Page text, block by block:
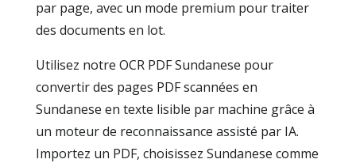
par page, avec un mode premium pour traiter
des documents en lot.
Utilisez notre OCR PDF Sundanese pour
convertir des pages PDF scannées en
Sundanese en texte lisible par machine grâce à
un moteur de reconnaissance assisté par IA.
Importez un PDF, choisissez Sundanese comme